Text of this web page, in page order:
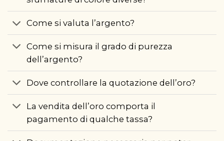
Come si valuta l’argento?
Come si misura il grado di purezza
dell’argento?
Dove controllare la quotazione dell’oro?
La vendita dell’oro comporta il
pagamento di qualche tassa?